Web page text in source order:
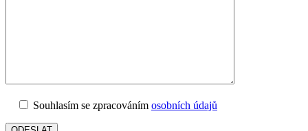
Souhlasím se zpracováním osobních údajů